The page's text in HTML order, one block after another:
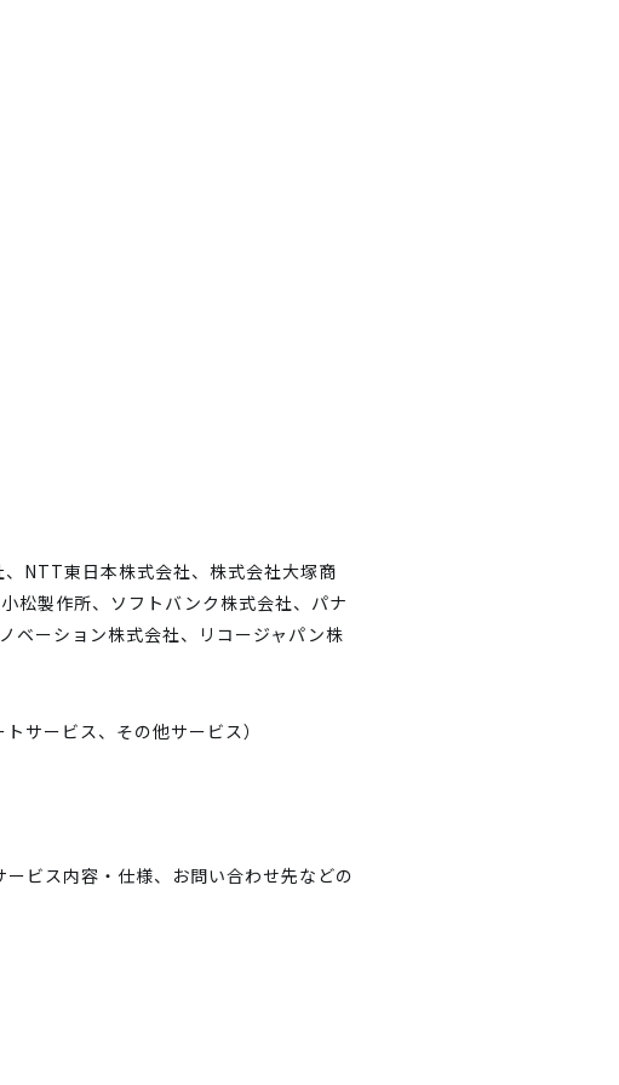
NTT東日本株式会社、株式会社大塚商
松製作所、ソフトバンク株式会社、パナ
ベーション株式会社、リコージャパン株
サービス、その他サービス）
ビス内容・仕様、お問い合わせ先などの